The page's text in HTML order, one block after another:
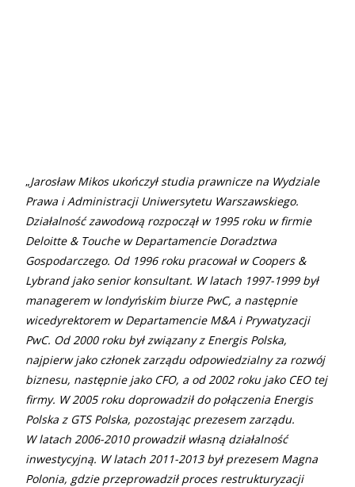
„Jarosław Mikos ukończył studia prawnicze na Wydziale
Prawa i Administracji Uniwersytetu Warszawskiego.
Działalność zawodową rozpoczął w 1995 roku w firmie
Deloitte &Touche w Departamencie Doradztwa
Gospodarczego. Od 1996 roku pracował w Coopers &
Lybrand jako senior konsultant. W latach 1997-1999 był
managerem w londyńskim biurze PwC, a następnie
wicedyrektorem w Departamencie M&A i Prywatyzacji
PwC. Od 2000 roku był związany z Energis Polska,
najpierw jako członek zarządu odpowiedzialny za rozwój
biznesu, następnie jako CFO, a od 2002 roku jako CEO tej
firmy. W 2005 roku doprowadził do połączenia Energis
Polska z GTS Polska, pozostając prezesem zarządu.
W latach 2006-2010 prowadził własną działalność
inwestycyjną. W latach 2011-2013 był prezesem Magna
Polonia, gdzie przeprowadził proces restrukturyzacji